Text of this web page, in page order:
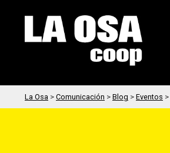
La Osa > Comunicación > Blog > Eventos >